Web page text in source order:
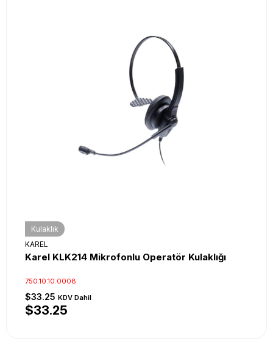
Kulaklık
KAREL
Karel KLK214 Mikrofonlu Operatör Kulaklığı
750.10.10.0008
$33.25 KDV Dahil
$33.25